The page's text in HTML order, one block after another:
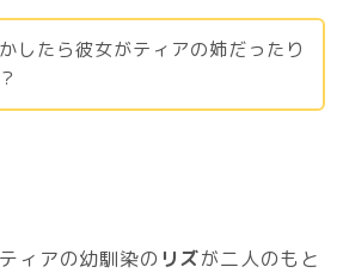
したら彼女がティアの姉だったり
ィアの幼馴染の リズが二人のもと